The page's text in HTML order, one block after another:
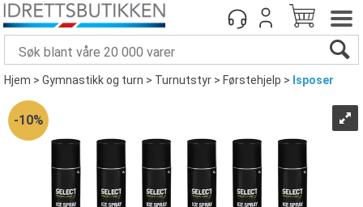
Hjem>Gymnastikk og turn>Turnutstyr>Førstehjelp> Isposer
10%